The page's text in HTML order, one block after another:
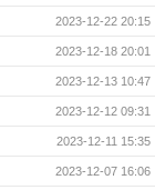
2023-12-22 20:15
2023-12-18 20:01
2023-12-13 10:47
2023-12-12 09:31
2023-12-11 15:35
2023-12-07 16:06